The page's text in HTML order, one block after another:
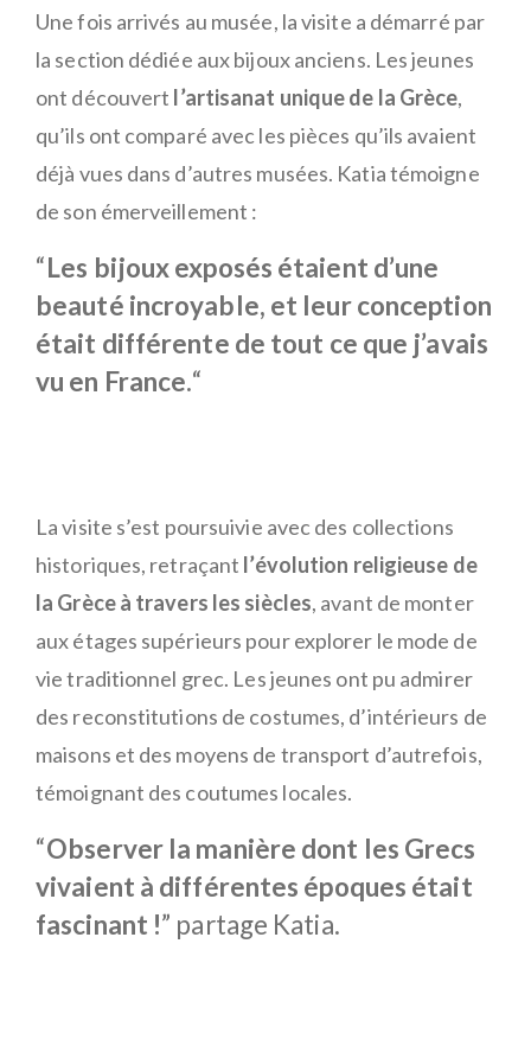
Une fois arrivés au musée, la visite a démarré par
la section dédiée aux bijoux anciens. Les jeunes
ont découvert l’artisanat unique de la Grèce,
qu’ils ont comparé avec les pièces qu’ils avaient
déjà vues dans d’autres musées. Katia témoigne
de son émerveillement :
“Les bijoux exposés étaient d’une
beauté incroyable, et leur conception
était différente de tout ce que j’avais
vu en France.“
La visite s’est poursuivie avec des collections
historiques, retraçant l’évolution religieuse de
la Grèce à travers les siècles, avant de monter
aux étages supérieurs pour explorer le mode de
vie traditionnel grec. Les jeunes ont pu admirer
des reconstitutions de costumes, d’intérieurs de
maisons et des moyens de transport d’autrefois,
témoignant des coutumes locales.
“Observer la manière dont les Grecs
vivaient à différentes époques était
fascinant !” partage Katia.